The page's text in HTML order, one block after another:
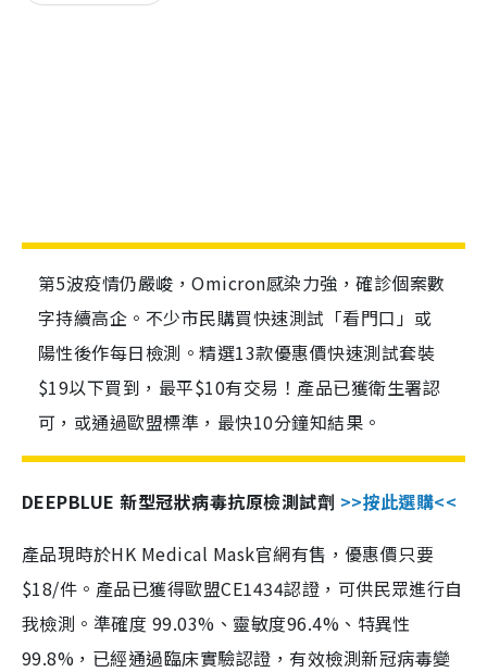
第5波疫情仍嚴峻，Omicron感染力強，確診個案數
字持續高企。不少市民購買快速測試「看門口」或
陽性後作每日檢測。精選13款優惠價快速測試套裝
$19以下買到，最平$10有交易！產品已獲衛生署認
可，或通過歐盟標準，最快10分鐘知結果。
DEEPBLUE 新型冠狀病毒抗原檢測試劑 >>按此選購<<
產品現時於HK Medical Mask官網有售，優惠價只要
$18/件。產品已獲得歐盟CE1434認證，可供民眾進行自
我檢測。準確度 99.03%、靈敏度96.4%、特異性
99.8%，已經通過臨床實驗認證，有效檢測新冠病毒變